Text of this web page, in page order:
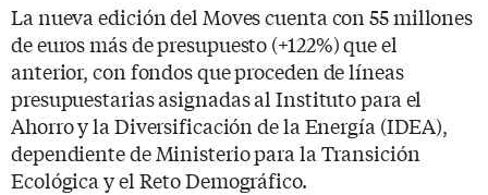
La nueva edición del Moves cuenta con 55 millones
de euros más de presupuesto (+122%) que el
anterior, con fondos que proceden de líneas
presupuestarias asignadas al Instituto para el
Ahorro y la Diversificación de la Energía (IDEA),
dependiente de Ministerio para la Transición
Ecológica y el Reto Demográfico.